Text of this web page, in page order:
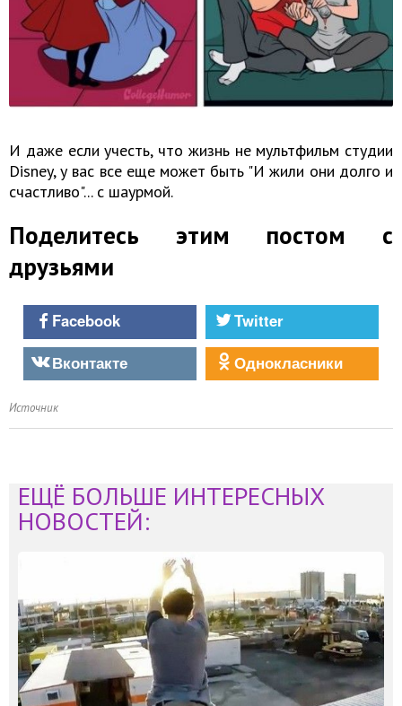
И даже если учесть, что жизнь не мультфильм студии
Disney, у вас все еще может быть "И жили они долго и
счастливо"... с шаурмой.
Поделитесь этим постом с
друзьями
Facebook
Twitter
Вконтакте
Однокласники
Источник
ЕЩЁ БОЛЬШЕ ИНТЕРЕСНЫХ
НОВОСТЕЙ: